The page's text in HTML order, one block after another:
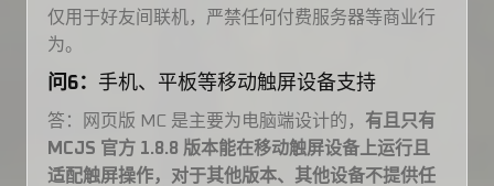
仅用于好友间联机，严禁任何付费服务器等商业行
为。
问6： 手机、平板等移动触屏设备支持
答：网页版 MC 是主要为电脑端设计的， 有且只有
MCJS 官方 1.8.8 版本能在移动触屏设备上运行且
适配触屏操作，对于其他版本、其他设备不提供任